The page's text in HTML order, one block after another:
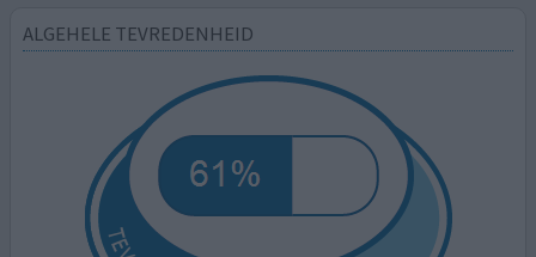
ALGEHELE TEVREDENHEID